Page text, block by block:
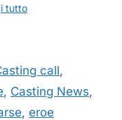
tutto
call,
, Casting News,
, eroe